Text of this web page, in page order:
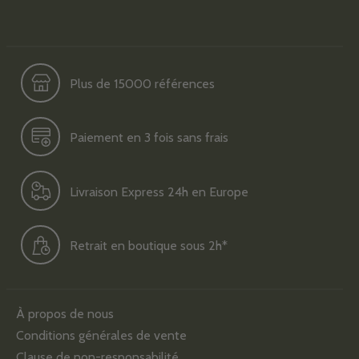
Plus de 15000 références
Paiement en 3 fois sans frais
Livraison Express 24h en Europe
Retrait en boutique sous 2h*
À propos de nous
Conditions générales de vente